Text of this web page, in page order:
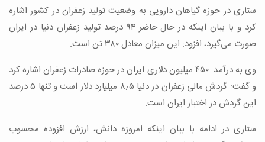
ستاری در حوزه گیاهان دارویی به وضعیت تولید زعفران در کشور اشاره
کرد و با بیان اینکه در حال حاضر ۹۴ درصد تولید زعفران دنیا در ایران
صورت می‌گیرد، افزود: این میزان معادل ۳۸۰ تن است.
وی به درآمد ۴۵۰ میلیون دلاری ایران در حوزه صادرات زعفران اشاره کرد
و گفت: گردش مالی زعفران در دنیا ۸٫۵ میلیارد دلار است و تنها ۵ درصد
این گردش در اختیار ایران است.
ستاری در ادامه با بیان اینکه امروزه دانش، ارزش افزوده محسوب